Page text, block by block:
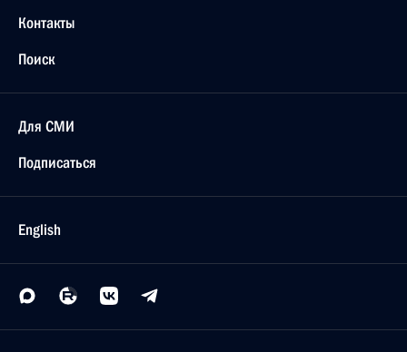
Контакты
Поиск
Для СМИ
Подписаться
English